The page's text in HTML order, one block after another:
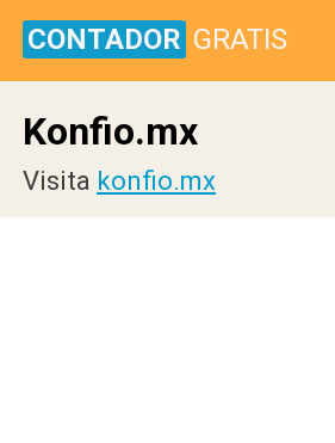
CONTADOR GRATIS
Konfio.mx
Visita konfio.mx